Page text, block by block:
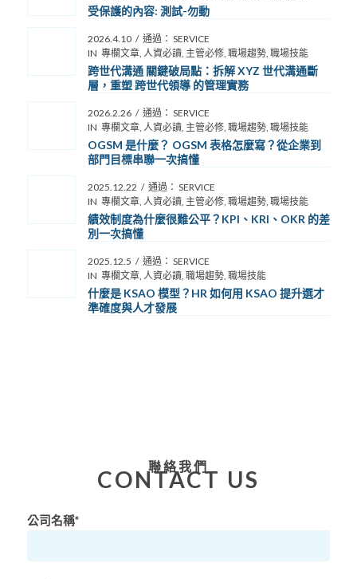
受保護的內容: 測試-勿動
2026.4.10 / 通過： SERVICE
IN 專欄文章, 人資必讀, 主管必修, 職場趨勢, 職場技能
跨世代溝通 關鍵破局點：拆解 XYZ 世代溝通斷
層，重塑 跨世代領導 的管理實務
2026.2.26 / 通過： SERVICE
IN 專欄文章, 人資必讀, 主管必修, 職場趨勢, 職場技能
OGSM 是什麼？ OGSM 表格怎麼寫？從企業到
部門目標串聯一次搞懂
2025.12.22 / 通過： SERVICE
IN 專欄文章, 人資必讀, 主管必修, 職場趨勢, 職場技能
績效制度為什麼很難公平？KPI、KRI、OKR 的差
別一次搞懂
2025.12.5 / 通過： SERVICE
IN 專欄文章, 人資必讀, 職場趨勢, 職場技能
什麼是 KSAO 模型？HR 如何用 KSAO 提升選才
準確度與人才發展
聯絡我們
CONTACT US
公司名稱*